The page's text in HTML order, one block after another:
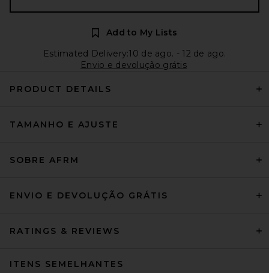
Add to My Lists
Estimated Delivery:10 de ago. - 12 de ago.
Envio e devolução grátis
PRODUCT DETAILS
TAMANHO E AJUSTE
SOBRE AFRM
ENVIO E DEVOLUÇÃO GRÁTIS
RATINGS & REVIEWS
ITENS SEMELHANTES